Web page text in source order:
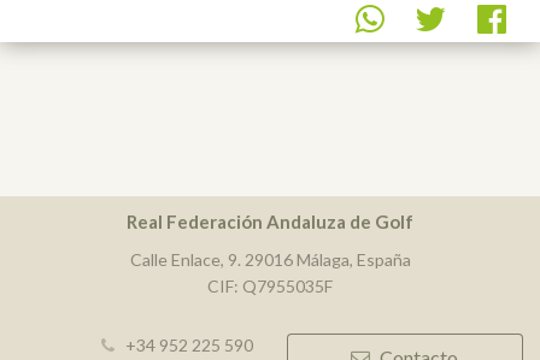
Real Federación Andaluza de Golf
Calle Enlace, 9. 29016 Málaga, España
CIF: Q7955035F
+34 952 225 590